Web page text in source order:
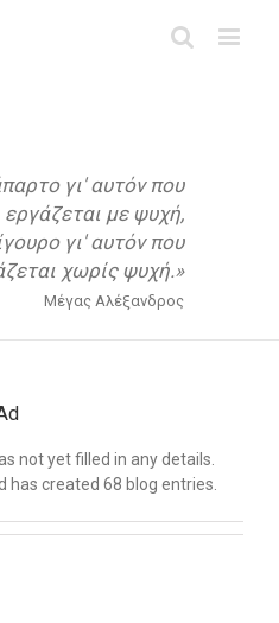
γι' αυτόν που
εργάζεται με ψυχή,
γι' αυτόν που
χωρίς ψυχή.»
Μέγας Αλέξανδρος
not yet filled in any details.
has created 68 blog entries.